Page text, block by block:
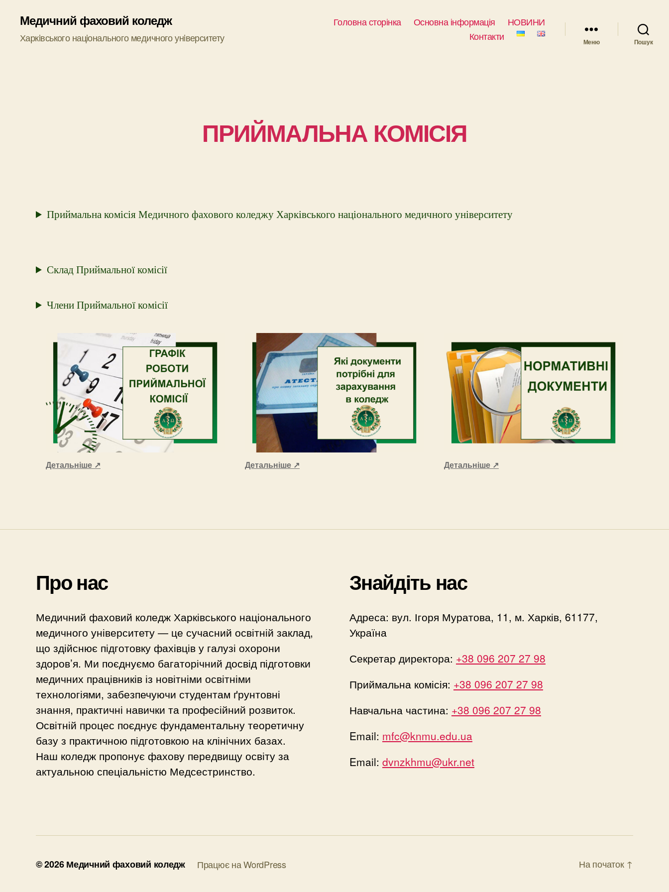
Медичний фаховий коледж
Харкiвського нацiонального медичного унiверситету
Головна сторінка Основна інформація
НОВИНИ
Контакти
Меню Пошук
ПРИЙМАЛЬНА КОМІСІЯ
Приймальна комісія Медичного фахового коледжу Харківського національного медичного університету
Склад Приймальної комісії
Члени Приймальної комісії
Детальніше ↗ Детальніше ↗ Детальніше ↗
Про нас
Медичний фаховий коледж Харківського національного
медичного університету — це сучасний освітній заклад,
що здійснює підготовку фахівців у галузі охорони
здоров’я. Ми поєднуємо багаторічний досвід підготовки
медичних працівників із новітніми освітніми
технологіями, забезпечуючи студентам ґрунтовні
знання, практичні навички та професійний розвиток.
Освітній процес поєднує фундаментальну теоретичну
базу з практичною підготовкою на клінічних базах.
Наш коледж пропонує фахову передвищу освіту за
актуальною спеціальністю Медсестринство.
Знайдіть нас
Адреса: вул. Ігоря Муратова, 11, м. Харків, 61177,
Україна
Секретар директора: +38 096 207 27 98
Приймальна комісія: +38 096 207 27 98
Навчальна частина: +38 096 207 27 98
Email: mfc@knmu.edu.ua
Email: dvnzkhmu@ukr.net
© 2026Медичний фаховий коледж Працює на WordPress На початок ↑